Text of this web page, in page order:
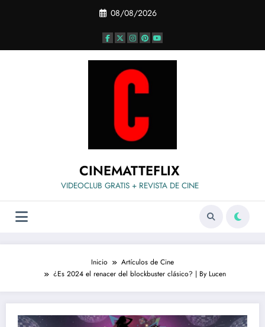
08/08/2026
CINEMATTEFLIX
VIDEOCLUB GRATIS + REVISTA DE CINE
Inicio
Artículos de Cine
¿Es 2024 el renacer del blockbuster clásico? | By Lucen